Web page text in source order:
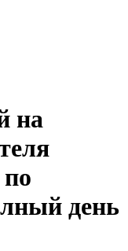
на
день